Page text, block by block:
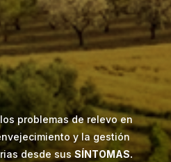
problemas de relevo en
y la gestión
desde sus SÍNTOMAS.